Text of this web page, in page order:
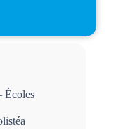
Écoles